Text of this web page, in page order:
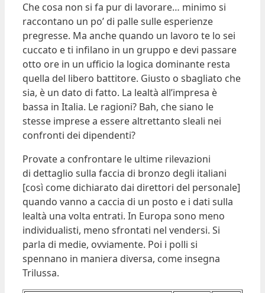
Che cosa non si fa pur di lavorare… minimo si
raccontano un po’ di palle sulle esperienze
pregresse. Ma anche quando un lavoro te lo sei
cuccato e ti infilano in un gruppo e devi passare
otto ore in un ufficio la logica dominante resta
quella del libero battitore. Giusto o sbagliato che
sia, è un dato di fatto. La lealtà all’impresa è
bassa in Italia. Le ragioni? Bah, che siano le
stesse imprese a essere altrettanto sleali nei
confronti dei dipendenti?
Provate a confrontare le ultime rilevazioni
di dettaglio sulla faccia di bronzo degli italiani
[così come dichiarato dai direttori del personale]
quando vanno a caccia di un posto e i dati sulla
lealtà una volta entrati. In Europa sono meno
individualisti, meno sfrontati nel vendersi. Si
parla di medie, ovviamente. Poi i polli si
spennano in maniera diversa, come insegna
Trilussa.